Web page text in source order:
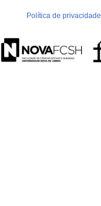
Política de privacidade